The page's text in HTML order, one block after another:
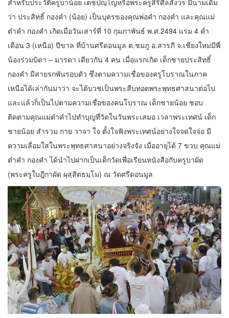
ว่า ประสิทธิ์ กองคำ (น้อย) เป็นบุตรของคุณพ่อคำ กองคำ และคุณแม่
ต๋าคำ กองคำ เกิดเมื่อวันเสาร์ที่ 10 กุมภาพันธ์ พ.ศ.2494 แรม 4 ค่ำ
เดือน 3 (เหนือ) ปีขาล ที่บ้านศรีดอนมูล ต.ชมภู อ.สารภี จ.เชียงใหม่มีพี่
น้องร่วมบิดา – มารดา เดียวกัน 4 คน เมื่อแรกเกิด เด็กชายประสิทธิ์
กองคำ มีสายรกพันรอบตัว ซึ่งตามความเชื่อของครูโบราณในภาค
เหนือได้เล่ากันมาว่า จะได้บวชเป็นพระสืบทอดพระพุทธศาสนาต่อไป
และแล้วก็เป็นไปตามความเชื่อของคนโบราณ เด็กชายน้อย ชอบ
ติดตามคุณแม่ต๋าคำไปทำบุญที่วัดในวันพระเสมอ เวลาพระเทศน์ เด็ก
ชายน้อย สำรวม กาย วาจา ใจ ตั้งใจฟังพระเทศน์อย่างใจจดใจจ่อ มี
ความเลื่อมใสในพระพุทธศาสนาอย่างจริงจัง เมื่ออายุได้ 7 ขวบ คุณแม่
ต๋าคำ กองคำ ได้นำไปฝากเป็นเด็กวัดเพื่อเรียนหนังสือกับครูบาผัด
(พระครูใบฎีกาผัด ผุสฺสิตธมฺโม) ณ วัดศรีดอนมูล